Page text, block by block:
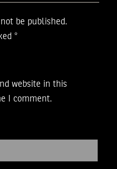
be published.
*
website in this
I comment.